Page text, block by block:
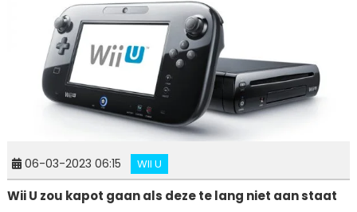
06-03-2023 06:15 WII U
Wii U zou kapot gaan als deze te lang niet aan staat